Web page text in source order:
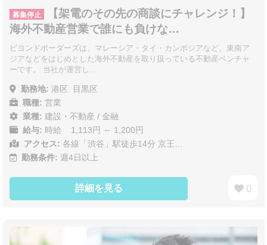
募集停止
【架電のその先の商談にチャレンジ！】
海外不動産営業で誰にも負けな…
ビヨンドボーダーズは、マレーシア・タイ・カンボジアなど、東南ア
ジアなどをはじめとした海外不動産を取り扱っている不動産ベンチャ
ーです。 当社が運営し…
勤務地: 港区
目黒区
職種: 営業
業種: 建設・不動産 /金融
給与: 時給 1,113円 ～ 1,200円
アクセス: 各線「渋谷」駅徒歩14分 京王…
勤務条件: 週4日以上
詳細を見る 0